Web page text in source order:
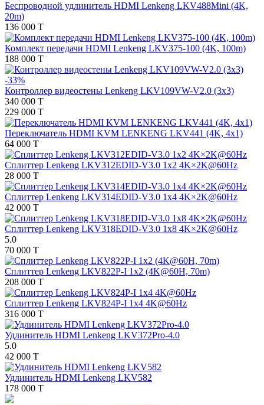
Беспроводной удлинитель HDMI Lenkeng LKV488Mini (4K,
20m)
136 000 T
Комплект передачи HDMI Lenkeng LKV375-100 (4K, 100m)
188 000 T
-33%
Контроллер видеостены Lenkeng LKV109VW-V2.0 (3x3)
340 000 T
229 000 T
Переключатель HDMI KVM LENKENG LKV441 (4K, 4x1)
64 000 T
Сплиттер Lenkeng LKV312EDID-V3.0 1x2 4K×2K@60Hz
28 000 T
Сплиттер Lenkeng LKV314EDID-V3.0 1x4 4K×2K@60Hz
42 000 T
Сплиттер Lenkeng LKV318EDID-V3.0 1x8 4K×2K@60Hz
5.0
70 000 T
Сплиттер Lenkeng LKV822P-I 1x2 (4K@60H, 70m)
208 000 T
Сплиттер Lenkeng LKV824P-I 1x4 4K@60Hz
316 000 T
Удлинитель HDMI Lenkeng LKV372Pro-4.0
5.0
42 000 T
Удлинитель HDMI Lenkeng LKV582
178 000 T